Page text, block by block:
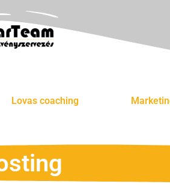
Lovas coaching